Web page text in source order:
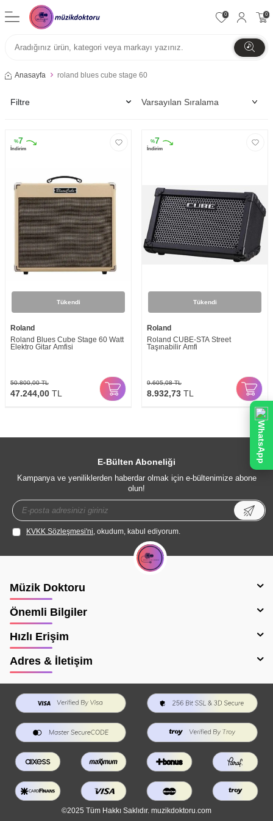
0 0
Anasayfa roland blues cube stage 60
Filtre
%7
İndirim
Tükendi
Roland
Roland Blues Cube Stage 60 Watt
Elektro Gitar Amfisi
50.800,00TL
47.244,00 TL
%7
İndirim
Tükendi
Roland
Roland CUBE-STA Street
Taşınabilir Amfi
9.605,08TL
8.932,73 TL
E-Bülten Aboneliği
Kampanya ve yeniliklerden haberdar olmak için e-bültenimize abone
olun!
KVKK Sözleşmesi'ni, okudum, kabul ediyorum.
Müzik Doktoru
Önemli Bilgiler
Hızlı Erişim
Adres & İletişim
©2025 Tüm Hakkı Saklıdır. muzikdoktoru.com
WhatsApp